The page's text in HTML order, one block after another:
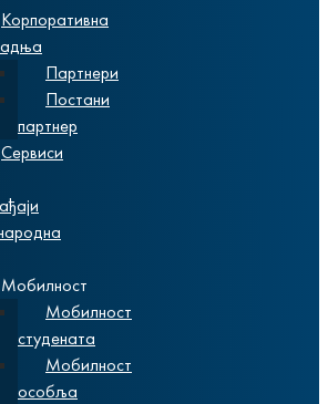
Корпоративна
Партнери
Постани
партнер
Сервиси
Мобилност
Мобилност
студената
Мобилност
особља